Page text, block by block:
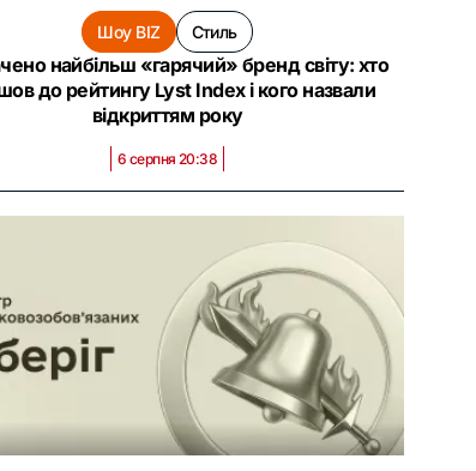
Шоу BIZ Стиль
найбільш «гарячий» бренд світу: хто
до рейтингу Lyst Index і кого назвали
відкриттям року
6 серпня 20:38